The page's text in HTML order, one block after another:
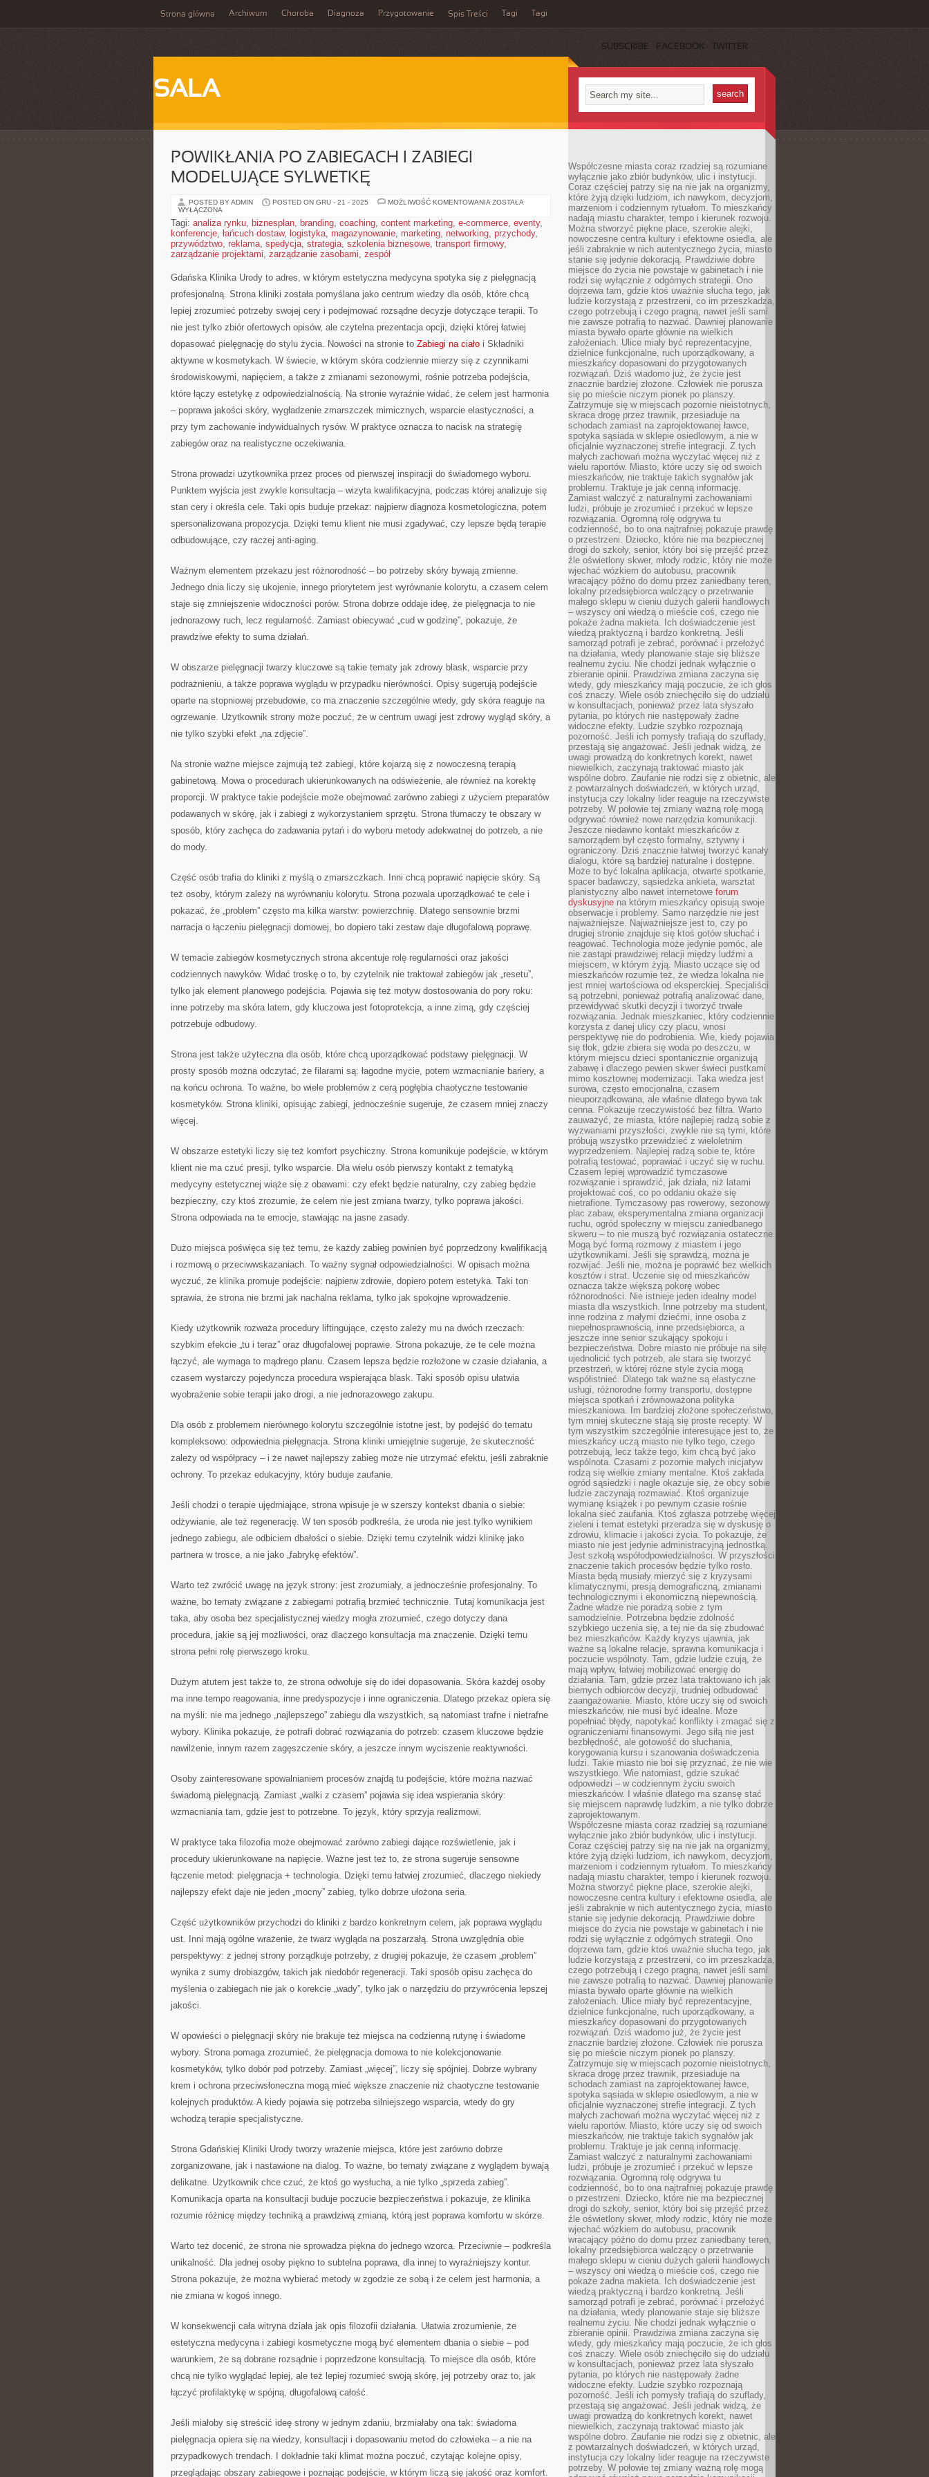
Strona główna Archiwum Choroba Diagnoza Przygotowanie Spis Treści Tagi Tagi
SUBSCRIBE FACEBOOK TWITTER
SALA
POWIKŁANIA PO ZABIEGACH I ZABIEGI
MODELUJĄCE SYLWETKĘ
POSTED BY ADMIN POSTED ON GRU - 21 - 2025 MOŻLIWOŚĆ KOMENTOWANIA POWIKŁANIA
I
ZABIEGI
MODELUJĄCE
SYLWETKĘ
ZOSTAŁA
WYŁĄCZONA
Tagi: analiza rynku, biznesplan, branding, coaching, content marketing, e-commerce, eventy,
konferencje, łańcuch dostaw, logistyka, magazynowanie, marketing, networking, przychody,
przywództwo, reklama, spedycja, strategia, szkolenia biznesowe, transport firmowy,
zarządzanie projektami, zarządzanie zasobami, zespół
Gdańska Klinika Urody to adres, w którym estetyczna medycyna spotyka się z pielęgnacją
profesjonalną. Strona kliniki została pomyślana jako centrum wiedzy dla osób, które chcą
lepiej zrozumieć potrzeby swojej cery i podejmować rozsądne decyzje dotyczące terapii. To
nie jest tylko zbiór ofertowych opisów, ale czytelna prezentacja opcji, dzięki której łatwiej
dopasować pielęgnację do stylu życia. Nowości na stronie to Zabiegi na ciało i Składniki
aktywne w kosmetykach. W świecie, w którym skóra codziennie mierzy się z czynnikami
środowiskowymi, napięciem, a także z zmianami sezonowymi, rośnie potrzeba podejścia,
które łączy estetykę z odpowiedzialnością. Na stronie wyraźnie widać, że celem jest harmonia
– poprawa jakości skóry, wygładzenie zmarszczek mimicznych, wsparcie elastyczności, a
przy tym zachowanie indywidualnych rysów. W praktyce oznacza to nacisk na strategię
zabiegów oraz na realistyczne oczekiwania.
Strona prowadzi użytkownika przez proces od pierwszej inspiracji do świadomego wyboru.
Punktem wyjścia jest zwykle konsultacja – wizyta kwalifikacyjna, podczas której analizuje się
stan cery i określa cele. Taki opis buduje przekaz: najpierw diagnoza kosmetologiczna, potem
spersonalizowana propozycja. Dzięki temu klient nie musi zgadywać, czy lepsze będą terapie
odbudowujące, czy raczej anti-aging.
Ważnym elementem przekazu jest różnorodność – bo potrzeby skóry bywają zmienne.
Jednego dnia liczy się ukojenie, innego priorytetem jest wyrównanie kolorytu, a czasem celem
staje się zmniejszenie widoczności porów. Strona dobrze oddaje ideę, że pielęgnacja to nie
jednorazowy ruch, lecz regularność. Zamiast obiecywać „cud w godzinę”, pokazuje, że
prawdziwe efekty to suma działań.
W obszarze pielęgnacji twarzy kluczowe są takie tematy jak zdrowy blask, wsparcie przy
podrażnieniu, a także poprawa wyglądu w przypadku nierówności. Opisy sugerują podejście
oparte na stopniowej przebudowie, co ma znaczenie szczególnie wtedy, gdy skóra reaguje na
ogrzewanie. Użytkownik strony może poczuć, że w centrum uwagi jest zdrowy wygląd skóry, a
nie tylko szybki efekt „na zdjęcie”.
Na stronie ważne miejsce zajmują też zabiegi, które kojarzą się z nowoczesną terapią
gabinetową. Mowa o procedurach ukierunkowanych na odświeżenie, ale również na korektę
proporcji. W praktyce takie podejście może obejmować zarówno zabiegi z użyciem preparatów
podawanych w skórę, jak i zabiegi z wykorzystaniem sprzętu. Strona tłumaczy te obszary w
sposób, który zachęca do zadawania pytań i do wyboru metody adekwatnej do potrzeb, a nie
do mody.
Część osób trafia do kliniki z myślą o zmarszczkach. Inni chcą poprawić napięcie skóry. Są
też osoby, którym zależy na wyrównaniu kolorytu. Strona pozwala uporządkować te cele i
pokazać, że „problem” często ma kilka warstw: powierzchnię. Dlatego sensownie brzmi
narracja o łączeniu pielęgnacji domowej, bo dopiero taki zestaw daje długofalową poprawę.
W temacie zabiegów kosmetycznych strona akcentuje rolę regularności oraz jakości
codziennych nawyków. Widać troskę o to, by czytelnik nie traktował zabiegów jak „resetu”,
tylko jak element planowego podejścia. Pojawia się też motyw dostosowania do pory roku:
inne potrzeby ma skóra latem, gdy kluczowa jest fotoprotekcja, a inne zimą, gdy częściej
potrzebuje odbudowy.
Strona jest także użyteczna dla osób, które chcą uporządkować podstawy pielęgnacji. W
prosty sposób można odczytać, że filarami są: łagodne mycie, potem wzmacnianie bariery, a
na końcu ochrona. To ważne, bo wiele problemów z cerą pogłębia chaotyczne testowanie
kosmetyków. Strona kliniki, opisując zabiegi, jednocześnie sugeruje, że czasem mniej znaczy
więcej.
W obszarze estetyki liczy się też komfort psychiczny. Strona komunikuje podejście, w którym
klient nie ma czuć presji, tylko wsparcie. Dla wielu osób pierwszy kontakt z tematyką
medycyny estetycznej wiąże się z obawami: czy efekt będzie naturalny, czy zabieg będzie
bezpieczny, czy ktoś zrozumie, że celem nie jest zmiana twarzy, tylko poprawa jakości.
Strona odpowiada na te emocje, stawiając na jasne zasady.
Dużo miejsca poświęca się też temu, że każdy zabieg powinien być poprzedzony kwalifikacją
i rozmową o przeciwwskazaniach. To ważny sygnał odpowiedzialności. W opisach można
wyczuć, że klinika promuje podejście: najpierw zdrowie, dopiero potem estetyka. Taki ton
sprawia, że strona nie brzmi jak nachalna reklama, tylko jak spokojne wprowadzenie.
Kiedy użytkownik rozważa procedury liftingujące, często zależy mu na dwóch rzeczach:
szybkim efekcie „tu i teraz” oraz długofalowej poprawie. Strona pokazuje, że te cele można
łączyć, ale wymaga to mądrego planu. Czasem lepsza będzie rozłożone w czasie działania, a
czasem wystarczy pojedyncza procedura wspierająca blask. Taki sposób opisu ułatwia
wyobrażenie sobie terapii jako drogi, a nie jednorazowego zakupu.
Dla osób z problemem nierównego kolorytu szczególnie istotne jest, by podejść do tematu
kompleksowo: odpowiednia pielęgnacja. Strona kliniki umiejętnie sugeruje, że skuteczność
zależy od współpracy – i że nawet najlepszy zabieg może nie utrzymać efektu, jeśli zabraknie
ochrony. To przekaz edukacyjny, który buduje zaufanie.
Jeśli chodzi o terapie ujędrniające, strona wpisuje je w szerszy kontekst dbania o siebie:
odżywianie, ale też regenerację. W ten sposób podkreśla, że uroda nie jest tylko wynikiem
jednego zabiegu, ale odbiciem dbałości o siebie. Dzięki temu czytelnik widzi klinikę jako
partnera w trosce, a nie jako „fabrykę efektów”.
Warto też zwrócić uwagę na język strony: jest zrozumiały, a jednocześnie profesjonalny. To
ważne, bo tematy związane z zabiegami potrafią brzmieć technicznie. Tutaj komunikacja jest
taka, aby osoba bez specjalistycznej wiedzy mogła zrozumieć, czego dotyczy dana
procedura, jakie są jej możliwości, oraz dlaczego konsultacja ma znaczenie. Dzięki temu
strona pełni rolę pierwszego kroku.
Dużym atutem jest także to, że strona odwołuje się do idei dopasowania. Skóra każdej osoby
ma inne tempo reagowania, inne predyspozycje i inne ograniczenia. Dlatego przekaz opiera się
na myśli: nie ma jednego „najlepszego” zabiegu dla wszystkich, są natomiast trafne i nietrafne
wybory. Klinika pokazuje, że potrafi dobrać rozwiązania do potrzeb: czasem kluczowe będzie
nawilżenie, innym razem zagęszczenie skóry, a jeszcze innym wyciszenie reaktywności.
Osoby zainteresowane spowalnianiem procesów znajdą tu podejście, które można nazwać
świadomą pielęgnacją. Zamiast „walki z czasem” pojawia się idea wspierania skóry:
wzmacniania tam, gdzie jest to potrzebne. To język, który sprzyja realizmowi.
W praktyce taka filozofia może obejmować zarówno zabiegi dające rozświetlenie, jak i
procedury ukierunkowane na napięcie. Ważne jest też to, że strona sugeruje sensowne
łączenie metod: pielęgnacja + technologia. Dzięki temu łatwiej zrozumieć, dlaczego niekiedy
najlepszy efekt daje nie jeden „mocny” zabieg, tylko dobrze ułożona seria.
Część użytkowników przychodzi do kliniki z bardzo konkretnym celem, jak poprawa wyglądu
ust. Inni mają ogólne wrażenie, że twarz wygląda na poszarzałą. Strona uwzględnia obie
perspektywy: z jednej strony porządkuje potrzeby, z drugiej pokazuje, że czasem „problem”
wynika z sumy drobiazgów, takich jak niedobór regeneracji. Taki sposób opisu zachęca do
myślenia o zabiegach nie jak o korekcie „wady”, tylko jak o narzędziu do przywrócenia lepszej
jakości.
W opowieści o pielęgnacji skóry nie brakuje też miejsca na codzienną rutynę i świadome
wybory. Strona pomaga zrozumieć, że pielęgnacja domowa to nie kolekcjonowanie
kosmetyków, tylko dobór pod potrzeby. Zamiast „więcej”, liczy się spójniej. Dobrze wybrany
krem i ochrona przeciwsłoneczna mogą mieć większe znaczenie niż chaotyczne testowanie
kolejnych produktów. A kiedy pojawia się potrzeba silniejszego wsparcia, wtedy do gry
wchodzą terapie specjalistyczne.
Strona Gdańskiej Kliniki Urody tworzy wrażenie miejsca, które jest zarówno dobrze
zorganizowane, jak i nastawione na dialog. To ważne, bo tematy związane z wyglądem bywają
delikatne. Użytkownik chce czuć, że ktoś go wysłucha, a nie tylko „sprzeda zabieg”.
Komunikacja oparta na konsultacji buduje poczucie bezpieczeństwa i pokazuje, że klinika
rozumie różnicę między techniką a prawdziwą zmianą, którą jest poprawa komfortu w skórze.
Warto też docenić, że strona nie sprowadza piękna do jednego wzorca. Przeciwnie – podkreśla
unikalność. Dla jednej osoby piękno to subtelna poprawa, dla innej to wyraźniejszy kontur.
Strona pokazuje, że można wybierać metody w zgodzie ze sobą i że celem jest harmonia, a
nie zmiana w kogoś innego.
W konsekwencji cała witryna działa jak opis filozofii działania. Ułatwia zrozumienie, że
estetyczna medycyna i zabiegi kosmetyczne mogą być elementem dbania o siebie – pod
warunkiem, że są dobrane rozsądnie i poprzedzone konsultacją. To miejsce dla osób, które
chcą nie tylko wyglądać lepiej, ale też lepiej rozumieć swoją skórę, jej potrzeby oraz to, jak
łączyć profilaktykę w spójną, długofalową całość.
Jeśli miałoby się streścić ideę strony w jednym zdaniu, brzmiałaby ona tak: świadoma
pielęgnacja opiera się na wiedzy, konsultacji i dopasowaniu metod do człowieka – a nie na
przypadkowych trendach. I dokładnie taki klimat można poczuć, czytając kolejne opisy,
przeglądając obszary zabiegowe i poznając podejście, w którym liczą się jakość oraz komfort.
Współczesne miasta coraz rzadziej są rozumiane
wyłącznie jako zbiór budynków, ulic i instytucji.
Coraz częściej patrzy się na nie jak na organizmy,
które żyją dzięki ludziom, ich nawykom, decyzjom,
marzeniom i codziennym rytuałom. To mieszkańcy
nadają miastu charakter, tempo i kierunek rozwoju.
Można stworzyć piękne place, szerokie alejki,
nowoczesne centra kultury i efektowne osiedla, ale
jeśli zabraknie w nich autentycznego życia, miasto
stanie się jedynie dekoracją. Prawdziwie dobre
miejsce do życia nie powstaje w gabinetach i nie
rodzi się wyłącznie z odgórnych strategii. Ono
dojrzewa tam, gdzie ktoś uważnie słucha tego, jak
ludzie korzystają z przestrzeni, co im przeszkadza,
czego potrzebują i czego pragną, nawet jeśli sami
nie zawsze potrafią to nazwać. Dawniej planowanie
miasta bywało oparte głównie na wielkich
założeniach. Ulice miały być reprezentacyjne,
dzielnice funkcjonalne, ruch uporządkowany, a
mieszkańcy dopasowani do przygotowanych
rozwiązań. Dziś wiadomo już, że życie jest
znacznie bardziej złożone. Człowiek nie porusza
się po mieście niczym pionek po planszy.
Zatrzymuje się w miejscach pozornie nieistotnych,
skraca drogę przez trawnik, przesiaduje na
schodach zamiast na zaprojektowanej ławce,
spotyka sąsiada w sklepie osiedlowym, a nie w
oficjalnie wyznaczonej strefie integracji. Z tych
małych zachowań można wyczytać więcej niż z
wielu raportów. Miasto, które uczy się od swoich
mieszkańców, nie traktuje takich sygnałów jak
problemu. Traktuje je jak cenną informację.
Zamiast walczyć z naturalnymi zachowaniami
ludzi, próbuje je zrozumieć i przekuć w lepsze
rozwiązania. Ogromną rolę odgrywa tu
codzienność, bo to ona najtrafniej pokazuje prawdę
o przestrzeni. Dziecko, które nie ma bezpiecznej
drogi do szkoły, senior, który boi się przejść przez
źle oświetlony skwer, młody rodzic, który nie może
wjechać wózkiem do autobusu, pracownik
wracający późno do domu przez zaniedbany teren,
lokalny przedsiębiorca walczący o przetrwanie
małego sklepu w cieniu dużych galerii handlowych
– wszyscy oni wiedzą o mieście coś, czego nie
pokaże żadna makieta. Ich doświadczenie jest
wiedzą praktyczną i bardzo konkretną. Jeśli
samorząd potrafi je zebrać, porównać i przełożyć
na działania, wtedy planowanie staje się bliższe
realnemu życiu. Nie chodzi jednak wyłącznie o
zbieranie opinii. Prawdziwa zmiana zaczyna się
wtedy, gdy mieszkańcy mają poczucie, że ich głos
coś znaczy. Wiele osób zniechęciło się do udziału
w konsultacjach, ponieważ przez lata słyszało
pytania, po których nie następowały żadne
widoczne efekty. Ludzie szybko rozpoznają
pozorność. Jeśli ich pomysły trafiają do szuflady,
przestają się angażować. Jeśli jednak widzą, że
uwagi prowadzą do konkretnych korekt, nawet
niewielkich, zaczynają traktować miasto jak
wspólne dobro. Zaufanie nie rodzi się z obietnic, ale
z powtarzalnych doświadczeń, w których urząd,
instytucja czy lokalny lider reaguje na rzeczywiste
potrzeby. W połowie tej zmiany ważną rolę mogą
odgrywać również nowe narzędzia komunikacji.
Jeszcze niedawno kontakt mieszkańców z
samorządem był często formalny, sztywny i
ograniczony. Dziś znacznie łatwiej tworzyć kanały
dialogu, które są bardziej naturalne i dostępne.
Może to być lokalna aplikacja, otwarte spotkanie,
spacer badawczy, sąsiedzka ankieta, warsztat
planistyczny albo nawet internetowe forum
dyskusyjne na którym mieszkańcy opisują swoje
obserwacje i problemy. Samo narzędzie nie jest
najważniejsze. Najważniejsze jest to, czy po
drugiej stronie znajduje się ktoś gotów słuchać i
reagować. Technologia może jedynie pomóc, ale
nie zastąpi prawdziwej relacji między ludźmi a
miejscem, w którym żyją. Miasto uczące się od
mieszkańców rozumie też, że wiedza lokalna nie
jest mniej wartościowa od eksperckiej. Specjaliści
są potrzebni, ponieważ potrafią analizować dane,
przewidywać skutki decyzji i tworzyć trwałe
rozwiązania. Jednak mieszkaniec, który codziennie
korzysta z danej ulicy czy placu, wnosi
perspektywę nie do podrobienia. Wie, kiedy pojawia
się tłok, gdzie zbiera się woda po deszczu, w
którym miejscu dzieci spontanicznie organizują
zabawę i dlaczego pewien skwer świeci pustkami
mimo kosztownej modernizacji. Taka wiedza jest
surowa, często emocjonalna, czasem
nieuporządkowana, ale właśnie dlatego bywa tak
cenna. Pokazuje rzeczywistość bez filtra. Warto
zauważyć, że miasta, które najlepiej radzą sobie z
wyzwaniami przyszłości, zwykle nie są tymi, które
próbują wszystko przewidzieć z wieloletnim
wyprzedzeniem. Najlepiej radzą sobie te, które
potrafią testować, poprawiać i uczyć się w ruchu.
Czasem lepiej wprowadzić tymczasowe
rozwiązanie i sprawdzić, jak działa, niż latami
projektować coś, co po oddaniu okaże się
nietrafione. Tymczasowy pas rowerowy, sezonowy
plac zabaw, eksperymentalna zmiana organizacji
ruchu, ogród społeczny w miejscu zaniedbanego
skweru – to nie muszą być rozwiązania ostateczne.
Mogą być formą rozmowy z miastem i jego
użytkownikami. Jeśli się sprawdzą, można je
rozwijać. Jeśli nie, można je poprawić bez wielkich
kosztów i strat. Uczenie się od mieszkańców
oznacza także większą pokorę wobec
różnorodności. Nie istnieje jeden idealny model
miasta dla wszystkich. Inne potrzeby ma student,
inne rodzina z małymi dziećmi, inne osoba z
niepełnosprawnością, inne przedsiębiorca, a
jeszcze inne senior szukający spokoju i
bezpieczeństwa. Dobre miasto nie próbuje na siłę
ujednolicić tych potrzeb, ale stara się tworzyć
przestrzeń, w której różne style życia mogą
współistnieć. Dlatego tak ważne są elastyczne
usługi, różnorodne formy transportu, dostępne
miejsca spotkań i zrównoważona polityka
mieszkaniowa. Im bardziej złożone społeczeństwo,
tym mniej skuteczne stają się proste recepty. W
tym wszystkim szczególnie interesujące jest to, że
mieszkańcy uczą miasto nie tylko tego, czego
potrzebują, lecz także tego, kim chcą być jako
wspólnota. Czasami z pozornie małych inicjatyw
rodzą się wielkie zmiany mentalne. Ktoś zakłada
ogród sąsiedzki i nagle okazuje się, że obcy sobie
ludzie zaczynają rozmawiać. Ktoś organizuje
wymianę książek i po pewnym czasie rośnie
lokalna sieć zaufania. Ktoś zgłasza potrzebę więcej
zieleni i temat estetyki przeradza się w dyskusję o
zdrowiu, klimacie i jakości życia. To pokazuje, że
miasto nie jest jedynie administracyjną jednostką.
Jest szkołą współodpowiedzialności. W przyszłości
znaczenie takich procesów będzie tylko rosło.
Miasta będą musiały mierzyć się z kryzysami
klimatycznymi, presją demograficzną, zmianami
technologicznymi i ekonomiczną niepewnością.
Żadne władze nie poradzą sobie z tym
samodzielnie. Potrzebna będzie zdolność
szybkiego uczenia się, a tej nie da się zbudować
bez mieszkańców. Każdy kryzys ujawnia, jak
ważne są lokalne relacje, sprawna komunikacja i
poczucie wspólnoty. Tam, gdzie ludzie czują, że
mają wpływ, łatwiej mobilizować energię do
działania. Tam, gdzie przez lata traktowano ich jak
biernych odbiorców decyzji, trudniej odbudować
zaangażowanie. Miasto, które uczy się od swoich
mieszkańców, nie musi być idealne. Może
popełniać błędy, napotykać konflikty i zmagać się z
ograniczeniami finansowymi. Jego siłą nie jest
bezbłędność, ale gotowość do słuchania,
korygowania kursu i szanowania doświadczenia
ludzi. Takie miasto nie boi się przyznać, że nie wie
wszystkiego. Wie natomiast, gdzie szukać
odpowiedzi – w codziennym życiu swoich
mieszkańców. I właśnie dlatego ma szansę stać
się miejscem naprawdę ludzkim, a nie tylko dobrze
zaprojektowanym.
Współczesne miasta coraz rzadziej są rozumiane
wyłącznie jako zbiór budynków, ulic i instytucji.
Coraz częściej patrzy się na nie jak na organizmy,
które żyją dzięki ludziom, ich nawykom, decyzjom,
marzeniom i codziennym rytuałom. To mieszkańcy
nadają miastu charakter, tempo i kierunek rozwoju.
Można stworzyć piękne place, szerokie alejki,
nowoczesne centra kultury i efektowne osiedla, ale
jeśli zabraknie w nich autentycznego życia, miasto
stanie się jedynie dekoracją. Prawdziwie dobre
miejsce do życia nie powstaje w gabinetach i nie
rodzi się wyłącznie z odgórnych strategii. Ono
dojrzewa tam, gdzie ktoś uważnie słucha tego, jak
ludzie korzystają z przestrzeni, co im przeszkadza,
czego potrzebują i czego pragną, nawet jeśli sami
nie zawsze potrafią to nazwać. Dawniej planowanie
miasta bywało oparte głównie na wielkich
założeniach. Ulice miały być reprezentacyjne,
dzielnice funkcjonalne, ruch uporządkowany, a
mieszkańcy dopasowani do przygotowanych
rozwiązań. Dziś wiadomo już, że życie jest
znacznie bardziej złożone. Człowiek nie porusza
się po mieście niczym pionek po planszy.
Zatrzymuje się w miejscach pozornie nieistotnych,
skraca drogę przez trawnik, przesiaduje na
schodach zamiast na zaprojektowanej ławce,
spotyka sąsiada w sklepie osiedlowym, a nie w
oficjalnie wyznaczonej strefie integracji. Z tych
małych zachowań można wyczytać więcej niż z
wielu raportów. Miasto, które uczy się od swoich
mieszkańców, nie traktuje takich sygnałów jak
problemu. Traktuje je jak cenną informację.
Zamiast walczyć z naturalnymi zachowaniami
ludzi, próbuje je zrozumieć i przekuć w lepsze
rozwiązania. Ogromną rolę odgrywa tu
codzienność, bo to ona najtrafniej pokazuje prawdę
o przestrzeni. Dziecko, które nie ma bezpiecznej
drogi do szkoły, senior, który boi się przejść przez
źle oświetlony skwer, młody rodzic, który nie może
wjechać wózkiem do autobusu, pracownik
wracający późno do domu przez zaniedbany teren,
lokalny przedsiębiorca walczący o przetrwanie
małego sklepu w cieniu dużych galerii handlowych
– wszyscy oni wiedzą o mieście coś, czego nie
pokaże żadna makieta. Ich doświadczenie jest
wiedzą praktyczną i bardzo konkretną. Jeśli
samorząd potrafi je zebrać, porównać i przełożyć
na działania, wtedy planowanie staje się bliższe
realnemu życiu. Nie chodzi jednak wyłącznie o
zbieranie opinii. Prawdziwa zmiana zaczyna się
wtedy, gdy mieszkańcy mają poczucie, że ich głos
coś znaczy. Wiele osób zniechęciło się do udziału
w konsultacjach, ponieważ przez lata słyszało
pytania, po których nie następowały żadne
widoczne efekty. Ludzie szybko rozpoznają
pozorność. Jeśli ich pomysły trafiają do szuflady,
przestają się angażować. Jeśli jednak widzą, że
uwagi prowadzą do konkretnych korekt, nawet
niewielkich, zaczynają traktować miasto jak
wspólne dobro. Zaufanie nie rodzi się z obietnic, ale
z powtarzalnych doświadczeń, w których urząd,
instytucja czy lokalny lider reaguje na rzeczywiste
potrzeby. W połowie tej zmiany ważną rolę mogą